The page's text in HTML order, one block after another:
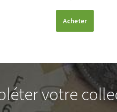
Acheter
votre